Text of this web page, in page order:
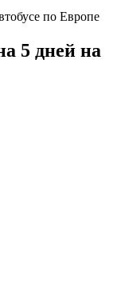
5 дней на